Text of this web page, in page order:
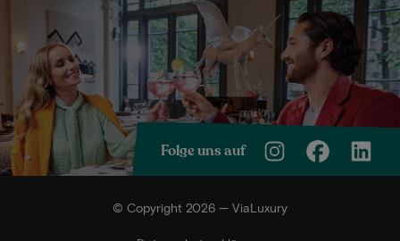
Folge uns auf
© Copyright 2026 — ViaLuxury